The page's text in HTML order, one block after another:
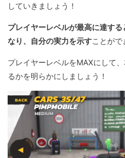
していきましょう！
プレイヤーレベルが最高に達す
なり、自分の実力を示すことがで
プレイヤーレベルをMAXにして
るかを明らかにしましょう！